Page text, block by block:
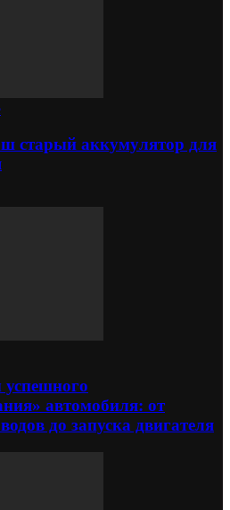
старый аккумулятор для
успешного
автомобиля: от
до запуска двигателя